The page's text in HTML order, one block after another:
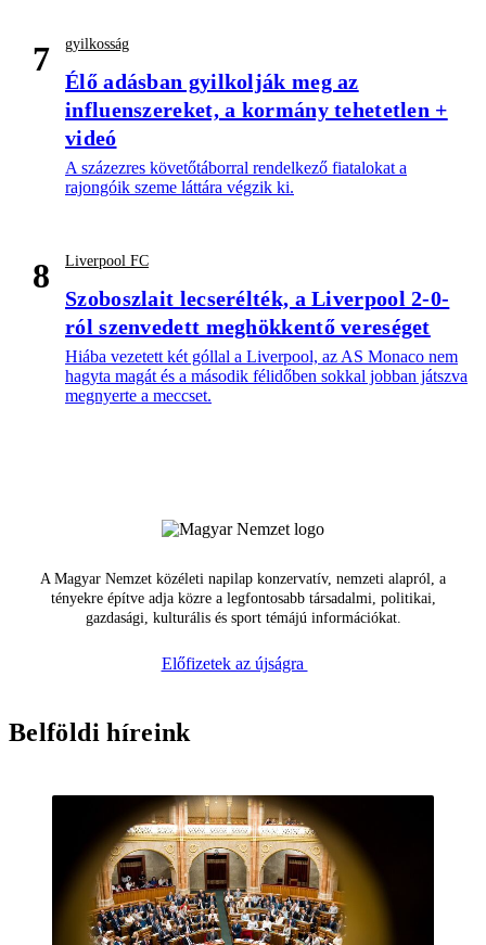
7 gyilkosság
Élő adásban gyilkolják meg az
influenszereket, a kormány tehetetlen +
videó
A százezres követőtáborral rendelkező fiatalokat a
rajongóik szeme láttára végzik ki.
8 Liverpool FC
Szoboszlait lecserélték, a Liverpool 2-0-
ról szenvedett meghökkentő vereséget
Hiába vezetett két góllal a Liverpool, az AS Monaco nem
hagyta magát és a második félidőben sokkal jobban játszva
megnyerte a meccset.
A Magyar Nemzet közéleti napilap konzervatív, nemzeti alapról, a
tényekre építve adja közre a legfontosabb társadalmi, politikai,
gazdasági, kulturális és sport témájú információkat.
Előfizetek az újságra
Belföldi híreink